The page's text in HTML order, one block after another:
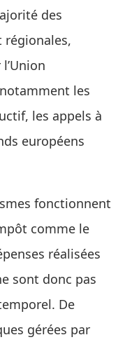
des
régionales,
les
les appels à
européens
fonctionnent
comme le
réalisées
sont donc pas
De
gérées par